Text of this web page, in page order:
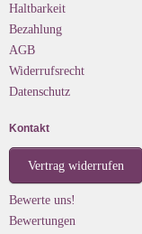
Haltbarkeit
Bezahlung
AGB
Widerrufsrecht
Datenschutz
Kontakt
Vertrag widerrufen
Bewerte uns!
Bewertungen